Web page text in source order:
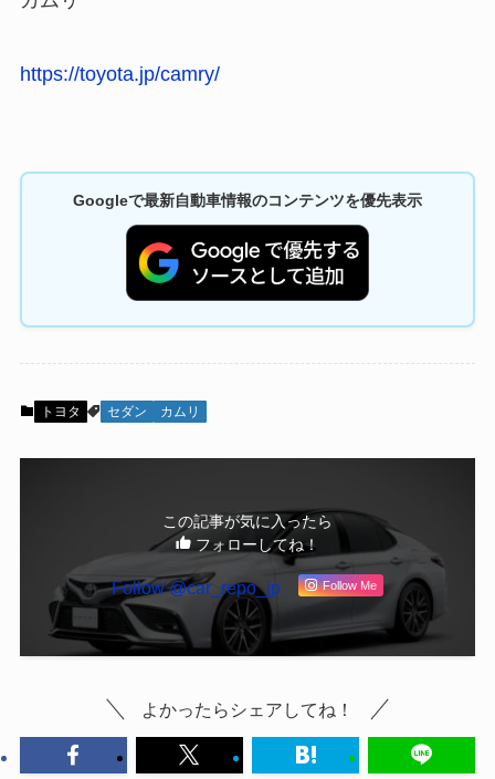
https://toyota.jp/camry/
Googleで最新自動車情報のコンテンツを優先表示
トヨタ セダン カムリ
この記事が気に入ったら
フォローしてね！
Follow @car_repo_jp Follow Me
よかったらシェアしてね！